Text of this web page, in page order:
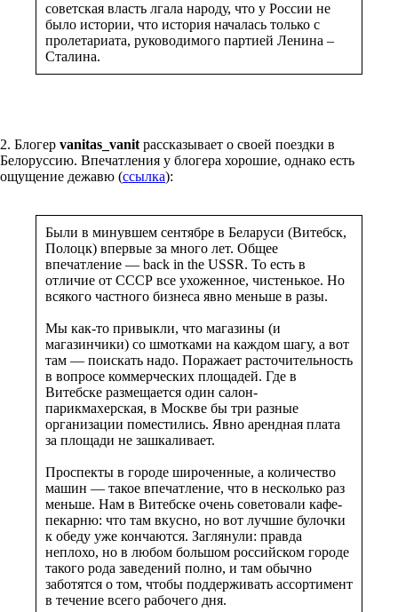
советская власть лгала народу, что у России не
было истории, что история началась только с
пролетариата, руководимого партией Ленина –
Сталина.
2. Блогер vanitas_vanit рассказывает о своей поездки в
Белоруссию. Впечатления у блогера хорошие, однако есть
ощущение дежавю (ссылка):
Были в минувшем сентябре в Беларуси (Витебск,
Полоцк) впервые за много лет. Общее
впечатление — back in the USSR. То есть в
отличие от СССР все ухоженное, чистенькое. Но
всякого частного бизнеса явно меньше в разы.
Мы как-то привыкли, что магазины (и
магазинчики) со шмотками на каждом шагу, а вот
там — поискать надо. Поражает расточительность
в вопросе коммерческих площадей. Где в
Витебске размещается один салон-
парикмахерская, в Москве бы три разные
организации поместились. Явно арендная плата
за площади не зашкаливает.
Проспекты в городе широченные, а количество
машин — такое впечатление, что в несколько раз
меньше. Нам в Витебске очень советовали кафе-
пекарню: что там вкусно, но вот лучшие булочки
к обеду уже кончаются. Заглянули: правда
неплохо, но в любом большом российском городе
такого рода заведений полно, и там обычно
заботятся о том, чтобы поддерживать ассортимент
в течение всего рабочего дня.